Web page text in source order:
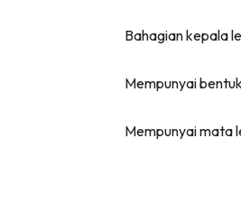
Bahagian kepala
Mempunyai
Mempunyai mata